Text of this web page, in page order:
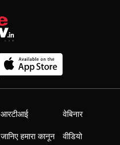
आरटीआई
जानिए हमारा कानून
वेबिनार
वीडियो